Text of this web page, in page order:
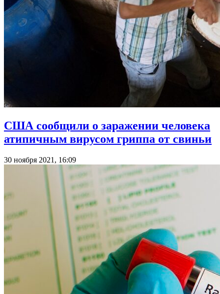
США сообщили о заражении человека
атипичным вирусом гриппа от свиньи
30 ноября 2021, 16:09